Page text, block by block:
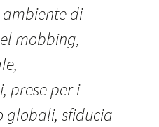
di
mobbing,
prese per i
globali, sfiducia